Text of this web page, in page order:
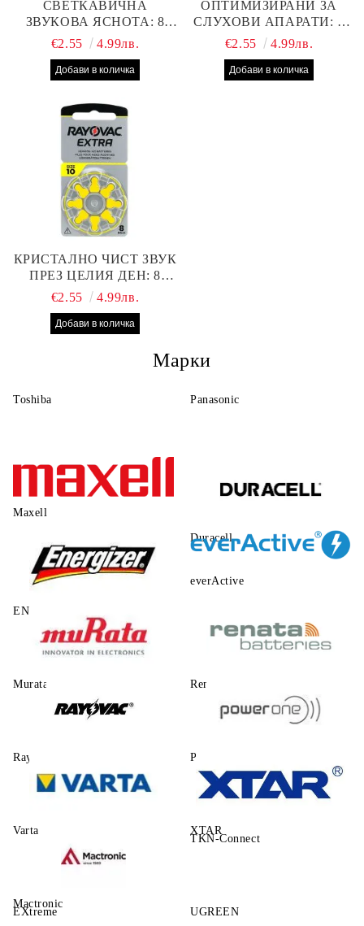
СВЕТКАВИЧНА
ЗВУКОВА ЯСНОТА: 8
БРОЯ RAYOVAC EXTRA
СЛУХОВ АПАРАТ С
€2.55 4.99лв.
ОПТИМИЗИРАНИ ЗА
СЛУХОВИ АПАРАТИ: 8
БРОЯ RAYOVAC EXTRA
ПРОИЗВОДИТЕЛНОСТ
€2.55 4.99лв.
КРИСТАЛНО ЧИСТ ЗВУК
ПРЕЗ ЦЕЛИЯ ДЕН: 8
БРОЯ RAYOVAC EXTRA
АПАРАТ
€2.55 4.99лв.
Марки
Toshiba Panasonic
Maxell
Duracell
ENERGIZER
everActive
Murata Renata
Rayovac Power One
Varta XTAR
Mactronic
TKN-Connect
EXtreme UGREEN